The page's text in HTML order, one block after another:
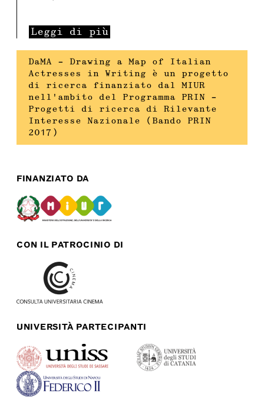
Leggi di più
DaMA – Drawing a Map of Italian
Actresses in Writing è un progetto
di ricerca finanziato dal MIUR
nell’ambito del Programma PRIN –
Progetti di ricerca di Rilevante
Interesse Nazionale (Bando PRIN
2017)
FINANZIATO DA
CON IL PATROCINIO DI
UNIVERSITÀ PARTECIPANTI